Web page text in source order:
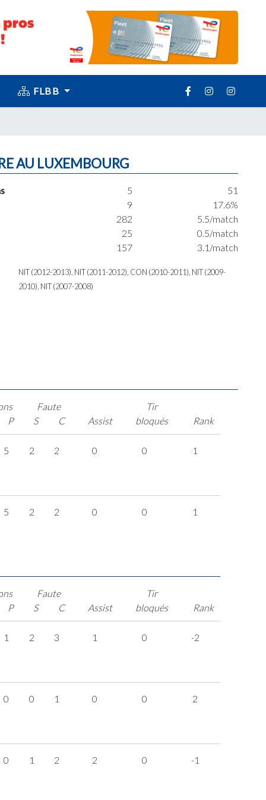
FLBB
AU LUXEMBOURG
5
51
9
17.6%
282
5.5/match
25
0.5/match
157 3.1/match
NIT (2012-2013), NIT (2011-2012), CON (2010-2011), NIT (2009-
2010), NIT (2007-2008)
P
Faute
S
C Assist
Tir
bloqués
Rank
5 2 2 0 0 1
5 2 2 0 0 1
P
Faute
S
C Assist
Tir
bloqués
Rank
1 2 3 1 0 -2
0 0 1 0 0 2
0 1 2 2 0 -1